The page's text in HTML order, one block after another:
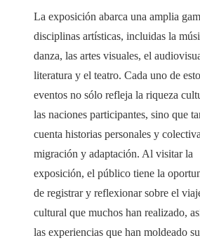
La exposición abarca una amplia
disciplinas artísticas, incluidas la
danza, las artes visuales, el
literatura y el teatro. Cada uno de
eventos no sólo refleja la riqueza
las naciones participantes, sino que
cuenta historias personales y
migración y adaptación. Al visitar la
exposición, el público tiene la
de registrar y reflexionar sobre el
cultural que muchos han realizado,
las experiencias que han moldeado